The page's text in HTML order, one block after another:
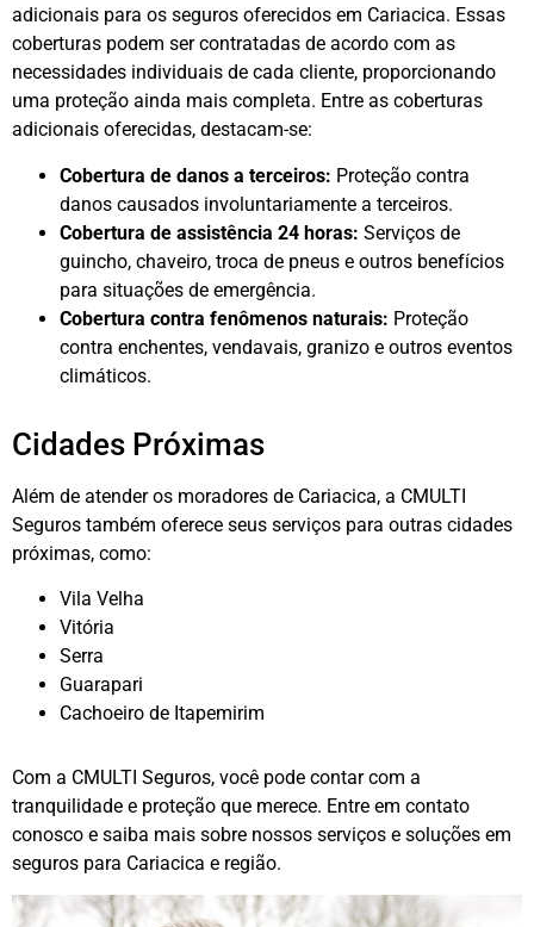
adicionais para os seguros oferecidos em Cariacica. Essas
coberturas podem ser contratadas de acordo com as
necessidades individuais de cada cliente, proporcionando
uma proteção ainda mais completa. Entre as coberturas
adicionais oferecidas, destacam-se:
Cobertura de danos a terceiros: Proteção contra
danos causados involuntariamente a terceiros.
Cobertura de assistência 24 horas: Serviços de
guincho, chaveiro, troca de pneus e outros benefícios
para situações de emergência.
Cobertura contra fenômenos naturais: Proteção
contra enchentes, vendavais, granizo e outros eventos
climáticos.
Cidades Próximas
Além de atender os moradores de Cariacica, a CMULTI
Seguros também oferece seus serviços para outras cidades
próximas, como:
Vila Velha
Vitória
Serra
Guarapari
Cachoeiro de Itapemirim
Com a CMULTI Seguros, você pode contar com a
tranquilidade e proteção que merece. Entre em contato
conosco e saiba mais sobre nossos serviços e soluções em
seguros para Cariacica e região.